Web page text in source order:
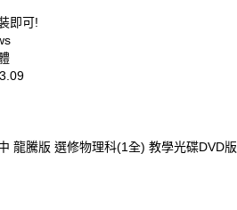
即可!
龍騰版 選修物理科(1全) 教學光碟DVD版